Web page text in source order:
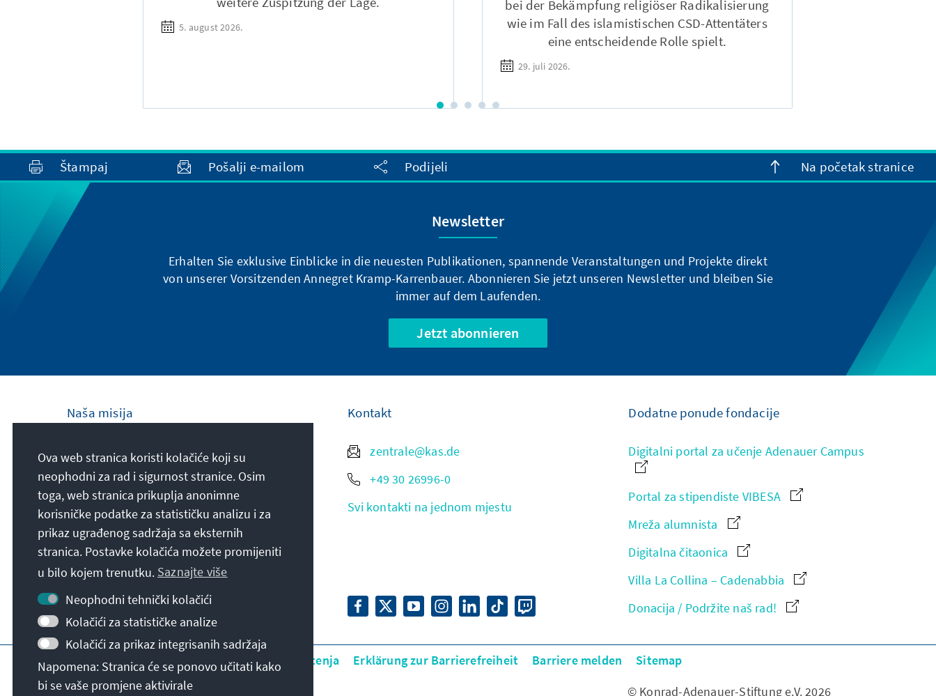
5. august 2026.
bei der Bekämpfung religiöser Radikalisierung
wie im Fall des islamistischen CSD-Attentäters
eine entscheidende Rolle spielt.
29. juli 2026.
Štampaj Pošalji e-mailom Podijeli Na početak stranice
Newsletter
Erhalten Sie exklusive Einblicke in die neuesten Publikationen, spannende Veranstaltungen und Projekte direkt
von unserer Vorsitzenden Annegret Kramp-Karrenbauer. Abonnieren Sie jetzt unseren Newsletter und bleiben Sie
immer auf dem Laufenden.
Jetzt abonnieren
Naša misija
Die Konrad-Adenauer-Stiftung setzt sich
national und international durch politische
Bildung für Frieden, Freiheit und
Gerechtigkeit ein. Wir fördern und bewahren
freiheitliche Demokratie, die Soziale
Marktwirtschaft und die Entwicklung und
Festigung des Wertekonsenses.
Naša misija
Kontakt
zentrale@kas.de
+49 30 26996-0
Svi kontakti na jednom mjestu
Dodatne ponude fondacije
Digitalni portal za učenje Adenauer Campus
Portal za stipendiste VIBESA
Mreža alumnista
Digitalna čitaonica
Villa La Collina – Cadenabbia
Donacija / Podržite naš rad!
Impresum Zaštita podataka Uslovi korištenja Erklärung zur Barrierefreiheit Barriere melden
Sitemap
© Konrad-Adenauer-Stiftung e.V. 2026
Ova web stranica koristi kolačiće koji su
neophodni za rad i sigurnost stranice. Osim
toga, web stranica prikuplja anonimne
korisničke podatke za statističku analizu i za
prikaz ugrađenog sadržaja sa eksternih
stranica. Postavke kolačića možete promijeniti
u bilo kojem trenutku. Saznajte više
Neophodni tehnički kolačići
Kolačići za statističke analize
Kolačići za prikaz integrisanih sadržaja
Napomena: Stranica će se ponovo učitati kako
bi se vaše promjene aktivirale